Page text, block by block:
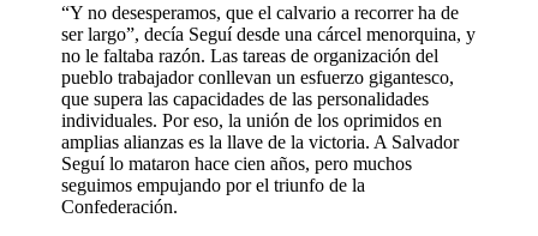
“Y no desesperamos, que el calvario a recorrer ha de
ser largo”, decía Seguí desde una cárcel menorquina, y
no le faltaba razón. Las tareas de organización del
pueblo trabajador conllevan un esfuerzo gigantesco,
que supera las capacidades de las personalidades
individuales. Por eso, la unión de los oprimidos en
amplias alianzas es la llave de la victoria. A Salvador
Seguí lo mataron hace cien años, pero muchos
seguimos empujando por el triunfo de la
Confederación.